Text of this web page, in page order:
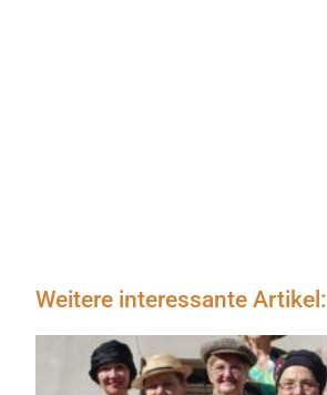
Weitere interessante Artikel: